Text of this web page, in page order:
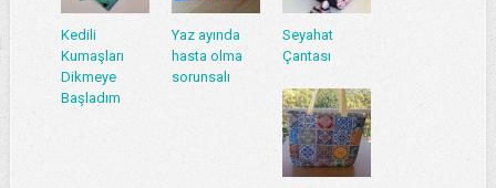
Kedili
Kumaşları
Dikmeye
Başladım
Yaz ayında
hasta olma
sorunsalı
Seyahat
Çantası